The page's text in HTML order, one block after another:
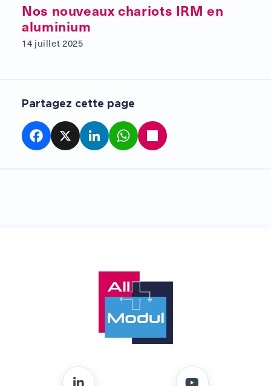
Nos nouveaux chariots IRM en
aluminium
14 juillet 2025
Partagez cette page
Facebook LinkedInWhatsAppPartager